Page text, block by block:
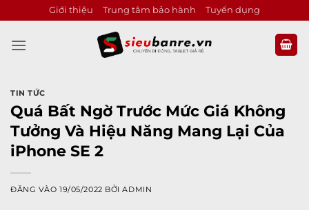
qua
nội
Giới thiệu Trung tâm bảo hành Tuyển dụng
TIN TỨC
Quá Bất Ngờ Trước Mức Giá Không
Tưởng Và Hiệu Năng Mang Lại Của
iPhone SE 2
ĐĂNG VÀO19/05/2022 BỞIADMIN